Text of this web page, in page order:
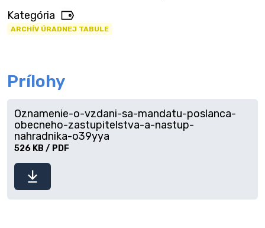
Kategória
ARCHÍV ÚRADNEJ TABULE
Prílohy
Stiahnuť
súbor
Oznamenie-o-vzdani-sa-mandatu-poslanca-
obecneho-zastupitelstva-a-nastup-
nahradnika-o39yya
526 KB / PDF